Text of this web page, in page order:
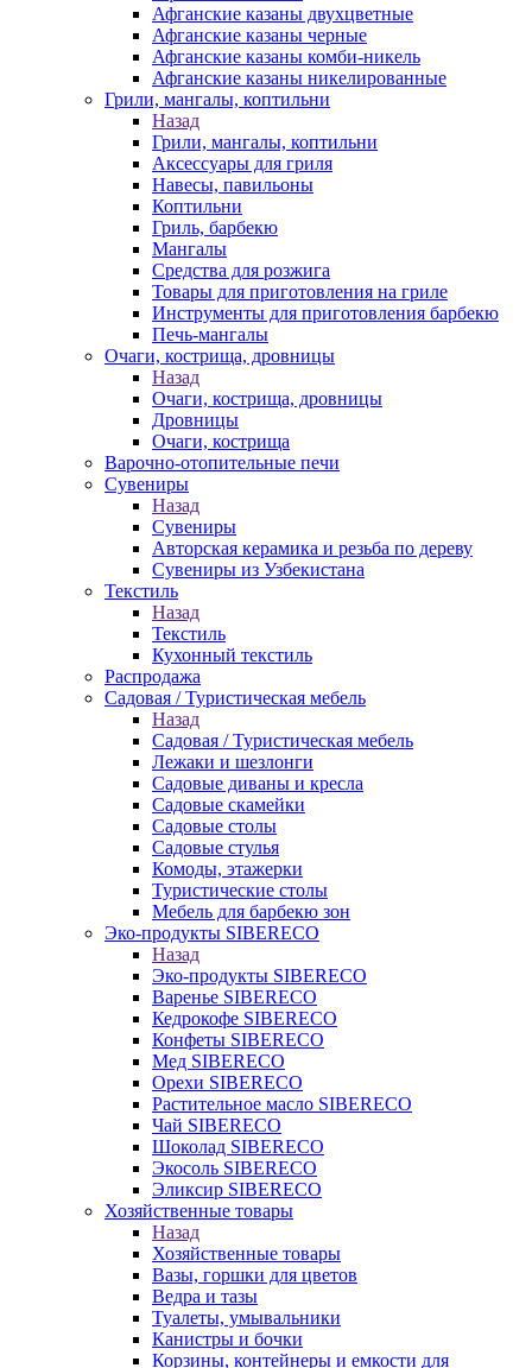
Афганские казаны двухцветные
Афганские казаны черные
Афганские казаны комби-никель
Афганские казаны никелированные
Грили, мангалы, коптильни
Назад
Грили, мангалы, коптильни
Аксессуары для гриля
Навесы, павильоны
Коптильни
Гриль, барбекю
Мангалы
Средства для розжига
Товары для приготовления на гриле
Инструменты для приготовления барбекю
Печь-мангалы
Очаги, кострища, дровницы
Назад
Очаги, кострища, дровницы
Дровницы
Очаги, кострища
Варочно-отопительные печи
Сувениры
Назад
Сувениры
Авторская керамика и резьба по дереву
Сувениры из Узбекистана
Текстиль
Назад
Текстиль
Кухонный текстиль
Распродажа
Садовая / Туристическая мебель
Назад
Садовая / Туристическая мебель
Лежаки и шезлонги
Садовые диваны и кресла
Садовые скамейки
Садовые столы
Садовые стулья
Комоды, этажерки
Туристические столы
Мебель для барбекю зон
Эко-продукты SIBERECO
Назад
Эко-продукты SIBERECO
Варенье SIBERECO
Кедрокофе SIBERECO
Конфеты SIBERECO
Мед SIBERECO
Орехи SIBERECO
Растительное масло SIBERECO
Чай SIBERECO
Шоколад SIBERECO
Экосоль SIBERECO
Эликсир SIBERECO
Хозяйственные товары
Назад
Хозяйственные товары
Вазы, горшки для цветов
Ведра и тазы
Туалеты, умывальники
Канистры и бочки
Корзины, контейнеры и емкости для